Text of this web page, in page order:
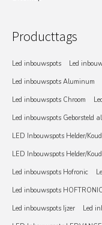
Producttags
Led inbouwspots Led
Led inbouwspots Aluminum
Led inbouwspots Chroom
Led inbouwspots Geborsteld
LED Inbouwspots Helder/
LED Inbouwspots Helder/
Led inbouwspots Hofronic
Led inbouwspots
Led inbouwspots Ijzer
Led